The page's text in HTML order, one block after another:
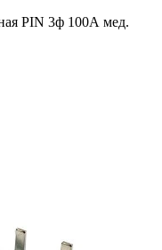
PIN 3ф 100А мед.